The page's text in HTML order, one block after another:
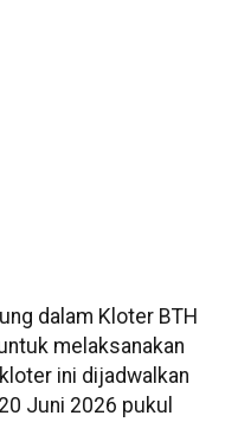
dalam Kloter BTH
melaksanakan
ini dijadwalkan
Juni 2026 pukul